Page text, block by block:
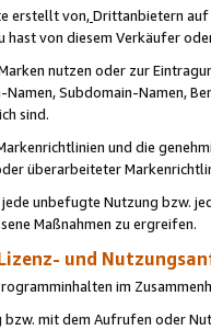
erstellt von,Drittanbietern auf
hast von diesem Verkäufer
nutzen oder zur
Subdomain-Namen,
sind.
und die
überarbeiteter
unbefugte Nutzung bzw.
Maßnahmen zu ergreifen.
und
im
mit dem Aufrufen oder